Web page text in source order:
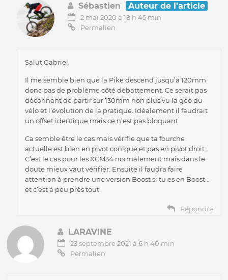
Sébastien Auteur de l’article
2 mai 2020 à 18 h 45 min
Permalien
Salut Gabriel,
Il me semble bien que la Pike descend jusqu’à 120mm
donc pas de problème côté débattement. Ce serait pas
déconnant de partir sur 130mm non plus vu la géo du
vélo et l’évolution de la pratique. Idéalement il faudrait
un offset identique mais ce n’est pas bloquant.
Ca semble être le cas mais vérifie que ta fourche
actuelle est bien en pivot conique et pas en pivot droit.
C’est le cas pour les XCM34 normalement mais dans le
doute mieux vaut vérifier. Ensuite il faudra faire
attention à prendre une version Boost si tu es en Boost…
et c’est à peu près tout.
Répondre
LARAVINE
23 septembre 2021 à 6 h 40 min
Permalien